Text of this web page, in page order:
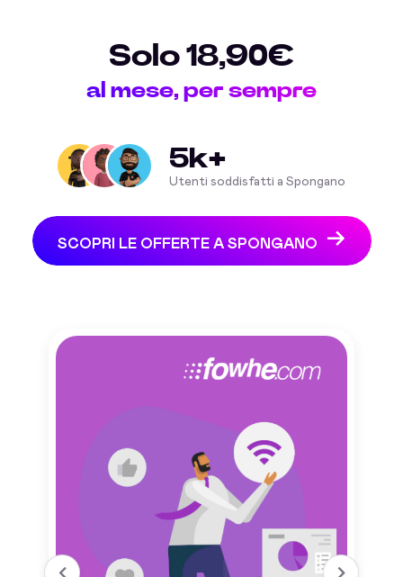
Solo 18,90€
al mese, per sempre
5k+
Utenti soddisfatti a Spongano
SCOPRI LE OFFERTE A SPONGANO